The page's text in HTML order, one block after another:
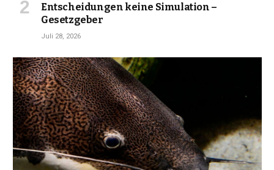
Entscheidungen keine Simulation –
Gesetzgeber
Juli 28, 2026